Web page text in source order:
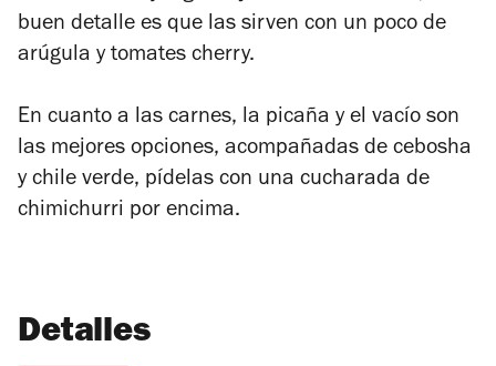
buen detalle es que las sirven con un poco de
arúgula y tomates cherry.
En cuanto a las carnes, la picaña y el vacío son
las mejores opciones, acompañadas de cebosha
y chile verde, pídelas con una cucharada de
chimichurri por encima.
Detalles